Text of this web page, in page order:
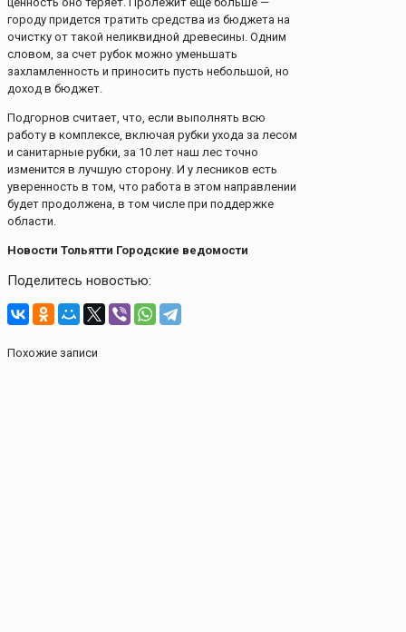
городу придется тратить средства из бюджета на
очистку от такой неликвидной древесины. Одним
словом, за счет рубок можно уменьшать
захламленность и приносить пусть небольшой, но
доход в бюджет.
Подгорнов считает, что, если выполнять всю
работу в комплексе, включая рубки ухода за лесом
и санитарные рубки, за 10 лет наш лес точно
изменится в лучшую сторону. И у лесников есть
уверенность в том, что работа в этом направлении
будет продолжена, в том числе при поддержке
области.
Новости Тольятти Городские ведомости
Поделитесь новостью:
Похожие записи